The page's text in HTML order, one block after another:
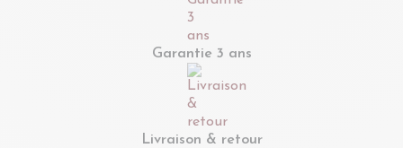
Garantie 3 ans
Livraison & retour